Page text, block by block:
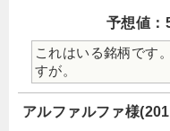
予想値：
これはいる銘柄です
すが。
アルファルファ様